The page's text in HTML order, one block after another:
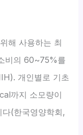
해 사용하는 최
비의 60~75%를
개인별로 기초
까지 소모량이
(한국영양학회,